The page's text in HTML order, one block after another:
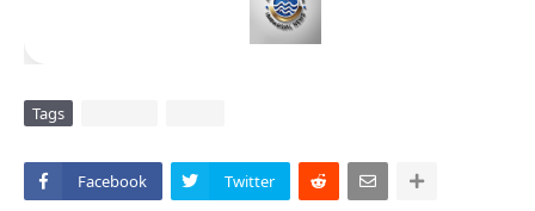
Tags
Facebook Twitter